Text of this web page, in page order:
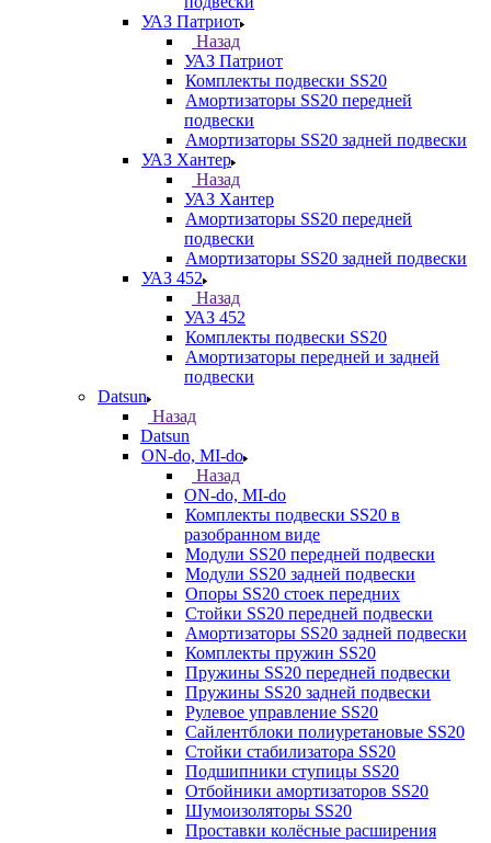
УАЗ Патриот
Назад
УАЗ Патриот
Комплекты подвески SS20
Амортизаторы SS20 передней
подвески
Амортизаторы SS20 задней подвески
УАЗ Хантер
Назад
УАЗ Хантер
Амортизаторы SS20 передней
подвески
Амортизаторы SS20 задней подвески
УАЗ 452
Назад
УАЗ 452
Комплекты подвески SS20
Амортизаторы передней и задней
подвески
Datsun
Назад
Datsun
ON-do, MI-do
Назад
ON-do, MI-do
Комплекты подвески SS20 в
разобранном виде
Модули SS20 передней подвески
Модули SS20 задней подвески
Опоры SS20 стоек передних
Стойки SS20 передней подвески
Амортизаторы SS20 задней подвески
Комплекты пружин SS20
Пружины SS20 передней подвески
Пружины SS20 задней подвески
Рулевое управление SS20
Сайлентблоки полиуретановые SS20
Стойки стабилизатора SS20
Подшипники ступицы SS20
Отбойники амортизаторов SS20
Шумоизоляторы SS20
Проставки колёсные расширения